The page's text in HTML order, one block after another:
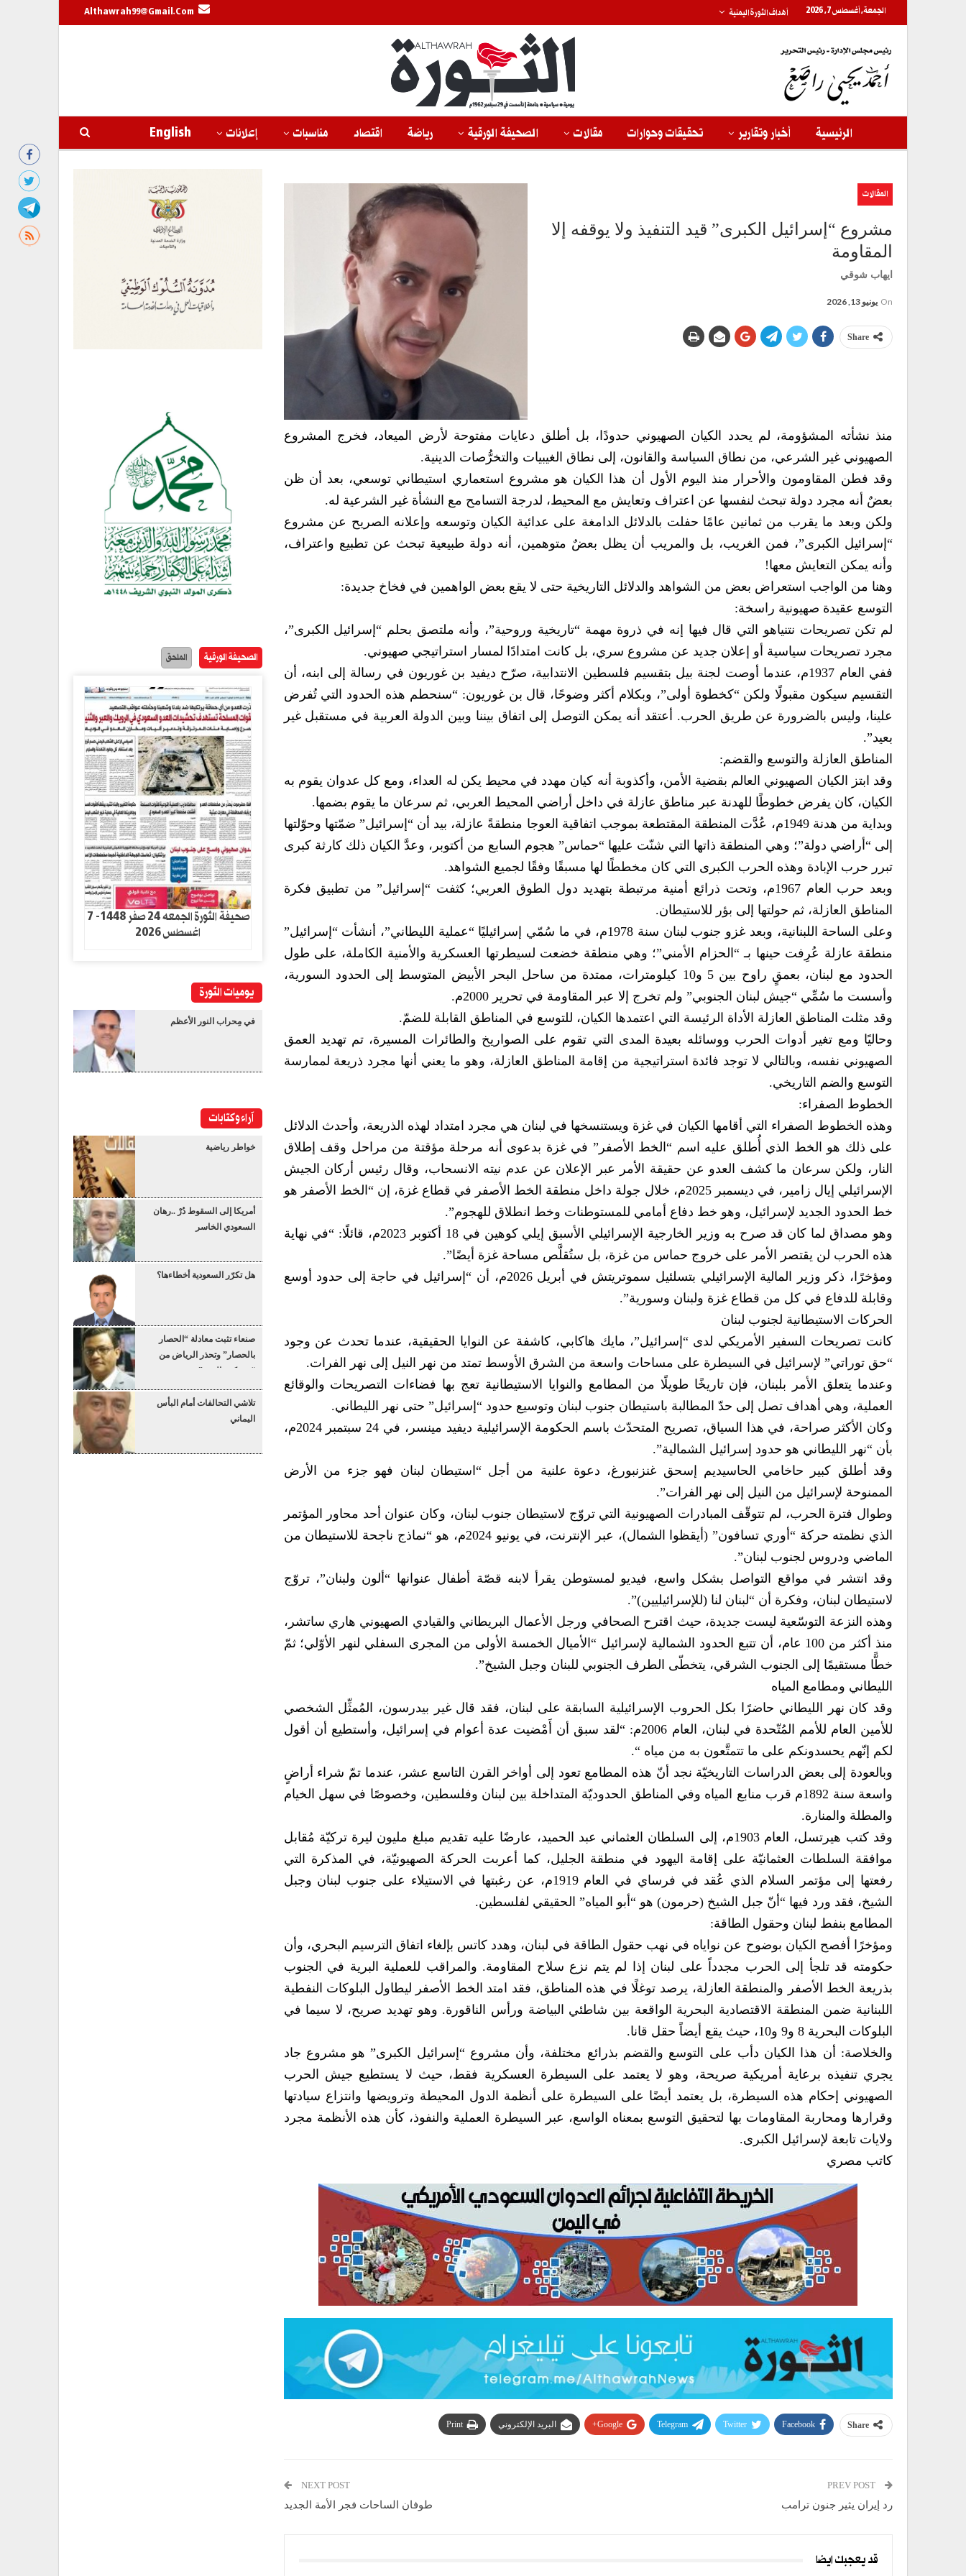
الجمعة, أغسطس 7, 2026 أهداف الثورة اليمنية Althawrah99@gmail.com
الرئيسية أخبار وتقارير تحقيقات وحوارات مقالات الصحيفة الورقية رياضة اقتصاد مناسبات إعلانات English
المقالات
مشروع “إسرائيل الكبرى” قيد التنفيذ ولا يوقفه إلا
المقاومة
ايهاب شوقي
On يونيو 13, 2026
Share
منذ نشأته المشؤومة، لم يحدد الكيان الصهيوني حدودًا، بل أطلق دعايات مفتوحة لأرض الميعاد، فخرج المشروع
الصهيوني غير الشرعي، من نطاق السياسة والقانون، إلى نطاق الغيبيات والتخرُّصات الدينية.
وقد فطن المقاومون والأحرار منذ اليوم الأول أن هذا الكيان هو مشروع استعماري استيطاني توسعي، بعد أن ظن
بعضٌ أنه مجرد دولة تبحث لنفسها عن اعتراف وتعايش مع المحيط، لدرجة التسامح مع النشأة غير الشرعية له.
ولكن وبعد ما يقرب من ثمانين عامًا حفلت بالدلائل الدامغة على عدائية الكيان وتوسعه وإعلانه الصريح عن مشروع
“إسرائيل الكبرى”، فمن الغريب، بل والمريب أن يظل بعضٌ متوهمين، أنه دولة طبيعية تبحث عن تطبيع واعتراف،
وأنه يمكن التعايش معها!
وهنا من الواجب استعراض بعض من الشواهد والدلائل التاريخية حتى لا يقع بعض الواهمين في فخاخ جديدة:
التوسع عقيدة صهيونية راسخة:
لم تكن تصريحات نتنياهو التي قال فيها إنه في ذروة مهمة “تاريخية وروحية”، وأنه ملتصق بحلم “إسرائيل الكبرى”،
مجرد تصريحات سياسية أو إعلان جديد عن مشروع سري، بل كانت امتدادًا لمسار استراتيجي صهيوني.
ففي العام 1937م، عندما أوصت لجنة بيل بتقسيم فلسطين الانتدابية، صرّح ديفيد بن غوريون في رسالة إلى ابنه، أن
التقسيم سيكون مقبولًا ولكن “كخطوة أولى”، وبكلام أكثر وضوحًا، قال بن غوريون: “سنحطم هذه الحدود التي تُفرض
علينا، وليس بالضرورة عن طريق الحرب. أعتقد أنه يمكن التوصل إلى اتفاق بيننا وبين الدولة العربية في مستقبل غير
بعيد”.
المناطق العازلة والتوسع والقضم:
وقد ابتز الكيان الصهيوني العالم بقضية الأمن، وأكذوبة أنه كيان مهدد في محيط يكن له العداء، ومع كل عدوان يقوم به
الكيان، كان يفرض خطوطًا للهدنة عبر مناطق عازلة في داخل أراضي المحيط العربي، ثم سرعان ما يقوم بضمها.
وبداية من هدنة 1949م، عُدَّت المنطقة المقتطعة بموجب اتفاقية العوجا منطقةً عازلة، بيد أن “إسرائيل” ضمّتها وحوّلتها
إلى “أراضي دولة”؛ وهي المنطقة ذاتها التي شنّت عليها “حماس” هجوم السابع من أكتوبر، وعدَّ الكيان ذلك كارثة كبرى
تبرر حرب الإبادة وهذه الحرب الكبرى التي كان مخططًا لها مسبقًا وفقًا لجميع الشواهد.
وبعد حرب العام 1967م، وتحت ذرائع أمنية مرتبطة بتهديد دول الطوق العربي؛ كثفت “إسرائيل” من تطبيق فكرة
المناطق العازلة، ثم حولتها إلى بؤر للاستيطان.
وعلى الساحة اللبنانية، وبعد غزو جنوب لبنان سنة 1978م، في ما سُمّي إسرائيليًا “عملية الليطاني”، أنشأت “إسرائيل”
منطقة عازلة عُرِفت حينها بـ “الحزام الأمني”؛ وهي منطقة خضعت لسيطرتها العسكرية والأمنية الكاملة، على طول
الحدود مع لبنان، بعمقٍ راوح بين 5 و10 كيلومترات، ممتدة من ساحل البحر الأبيض المتوسط إلى الحدود السورية،
وأسست ما سُمِّي “جيش لبنان الجنوبي” ولم تخرج إلا عبر المقاومة في تحرير 2000م.
وقد مثلت المناطق العازلة الأداة الرئيسة التي اعتمدها الكيان، للتوسع في المناطق القابلة للضمّ.
وحاليًا ومع تغير أدوات الحرب ووسائله بعيدة المدى التي تقوم على الصواريخ والطائرات المسيرة، تم تهديد العمق
الصهيوني نفسه، وبالتالي لا توجد فائدة استراتيجية من إقامة المناطق العازلة، وهو ما يعني أنها مجرد ذريعة لممارسة
التوسع والضم التاريخي.
الخطوط الصفراء:
وهذه الخطوط الصفراء التي أقامها الكيان في غزة ويستنسخها في لبنان هي مجرد امتداد لهذه الذريعة، وأحدث الدلائل
على ذلك هو الخط الذي أُطلق عليه اسم “الخط الأصفر” في غزة بدعوى أنه مرحلة مؤقتة من مراحل وقف إطلاق
النار، ولكن سرعان ما كشف العدو عن حقيقة الأمر عبر الإعلان عن عدم نيته الانسحاب، وقال رئيس أركان الجيش
الإسرائيلي إيال زامير، في ديسمبر 2025م، خلال جولة داخل منطقة الخط الأصفر في قطاع غزة، إن “الخط الأصفر هو
خط الحدود الجديد لإسرائيل، وهو خط دفاع أمامي للمستوطنات وخط انطلاق للهجوم”.
وهو مصداق لما كان قد صرح به وزير الخارجية الإسرائيلي الأسبق إيلي كوهين في 18 أكتوبر 2023م، قائلًا: “في نهاية
هذه الحرب لن يقتصر الأمر على خروج حماس من غزة، بل ستُقلَّص مساحة غزة أيضًا”.
ومؤخرًا، ذكر وزير المالية الإسرائيلي بتسلئيل سموتريتش في أبريل 2026م، أن “إسرائيل في حاجة إلى حدود أوسع
وقابلة للدفاع في كل من قطاع غزة ولبنان وسورية”.
الحركات الاستيطانية لجنوب لبنان
كانت تصريحات السفير الأمريكي لدى “إسرائيل”، مايك هاكابي، كاشفة عن النوايا الحقيقية، عندما تحدث عن وجود
“حق توراتي” لإسرائيل في السيطرة على مساحات واسعة من الشرق الأوسط تمتد من نهر النيل إلى نهر الفرات.
وعندما يتعلق الأمر بلبنان، فإن تاريخًا طويلًا من المطامع والنوايا الاستيطانية تعج بها فضاءات التصريحات والوقائع
العملية، وهي أهداف تصل إلى حدّ المطالبة باستيطان جنوب لبنان وتوسيع حدود “إسرائيل” حتى نهر الليطاني.
وكان الأكثر صراحة، في هذا السياق، تصريح المتحدّث باسم الحكومة الإسرائيلية ديفيد مينسر، في 24 سبتمبر 2024م،
بأن “نهر الليطاني هو حدود إسرائيل الشمالية”.
وقد أطلق كبير حاخامي الحاسيديم إسحق غنزنبورغ، دعوة علنية من أجل “استيطان لبنان فهو جزء من الأرض
الممنوحة لإسرائيل من النيل إلى نهر الفرات”.
وطوال فترة الحرب، لم تتوقّف المبادرات الصهيونية التي تروّج لاستيطان جنوب لبنان، وكان عنوان أحد محاور المؤتمر
الذي نظمته حركة “أوري تسافون” (أيقظوا الشمال)، عبر الإنترنت، في يونيو 2024م، هو “نماذج ناجحة للاستيطان من
الماضي ودروس لجنوب لبنان”.
وقد انتشر في مواقع التواصل بشكل واسع، فيديو لمستوطن يقرأ لابنه قصّة أطفال عنوانها “ألون ولبنان”، تروّج
لاستيطان لبنان، وفكرة أن “لبنان لنا (للإسرائيليين)”.
وهذه النزعة التوسّعية ليست جديدة، حيث اقترح الصحافي ورجل الأعمال البريطاني والقيادي الصهيوني هاري ساتشر،
منذ أكثر من 100 عام، أن تتبع الحدود الشمالية لإسرائيل “الأميال الخمسة الأولى من المجرى السفلي لنهر الأوّلي؛ ثمّ
خطًّا مستقيمًا إلى الجنوب الشرقي، يتخطّى الطرف الجنوبي للبنان وجبل الشيخ”.
الليطاني ومطامع المياه
وقد كان نهر الليطاني حاضرًا بكل الحروب الإسرائيلية السابقة على لبنان، فقد قال غير بيدرسون، المُمثِّل الشخصي
للأمين العام للأمم المُتّحدة في لبنان، العام 2006م: “لقد سبق أن أَمْضيت عدة أعوام في إسرائيل، وأستطيع أن أقول
لكم إنّهم يحسدونكم على ما تتمتَّعون به من مياه “.
وبالعودة إلى بعض الدراسات التاريخيّة نجد أنّ هذه المطامع تعود إلى أواخر القرن التاسع عشر، عندما تمّ شراء أراضٍ
واسعة سنة 1892م قرب منابع المياه وفي المناطق الحدوديّة المتداخلة بين لبنان وفلسطين، وخصوصًا في سهل الخيام
والمطلة والمنارة.
وقد كتب هيرتسل، العام 1903م، إلى السلطان العثماني عبد الحميد، عارضًا عليه تقديم مبلغ مليون ليرة تركيّة مُقابل
موافقة السلطات العثمانيّة على إقامة اليهود في منطقة الجليل، كما أعربت الحركة الصهيونيّة، في المذكرة التي
رفعتها إلى مؤتمر السلام الذي عُقد في فرساي في العام 1919م، عن رغبتها في الاستيلاء على جنوب لبنان وجبل
الشيخ، فقد ورد فيها “أنّ جبل الشيخ (حرمون) هو “أبو المياه” الحقيقي لفلسطين.
المطامع بنفط لبنان وحقول الطاقة:
ومؤخرًا أفصح الكيان بوضوح عن نواياه في نهب حقول الطاقة في لبنان، وهدد كاتس بإلغاء اتفاق الترسيم البحري، وأن
حكومته قد تلجأ إلى الحرب مجدداً على لبنان إذا لم يتم نزع سلاح المقاومة. والمراقب للعملية البرية في الجنوب
بذريعة الخط الأصفر والمنطقة العازلة، يرصد توغلًا في هذه المناطق، فقد امتد الخط الأصفر ليطاول البلوكات النفطية
اللبنانية ضمن المنطقة الاقتصادية البحرية الواقعة بين شاطئي البياضة ورأس الناقورة. وهو تهديد صريح، لا سيما في
البلوكات البحرية 8 و9 و10، حيث يقع أيضاً حقل قانا.
والخلاصة: أن هذا الكيان دأب على التوسع والقضم بذرائع مختلفة، وأن مشروع “إسرائيل الكبرى” هو مشروع جاد
يجري تنفيذه برعاية أمريكية صريحة، وهو لا يعتمد على السيطرة العسكرية فقط، حيث لا يستطيع جيش الحرب
الصهيوني إحكام هذه السيطرة، بل يعتمد أيضًا على السيطرة على أنظمة الدول المحيطة وترويضها وانتزاع سيادتها
وقرارها ومحاربة المقاومات بها لتحقيق التوسع بمعناه الواسع، عبر السيطرة العملية والنفوذ، كأن هذه الأنظمة مجرد
ولايات تابعة لإسرائيل الكبرى.
كاتب مصري
Share
Facebook
Twitter
Telegram
Google+ البريد الإلكتروني Print
رد إيران يثير جنون ترامب
NEXT POST
طوفان الساحات فجر الأمة الجديد
قد يعجبك ايضا
الصحيفة الورقية الملحق
صحيفة الثورة الجمعه 24 صفر 1448- 7
اغسطس 2026
يوميات الثورة
في مِحراب النور الأعظم
آراء وكتابات
خواطر رياضية
أمريكا إلى السقوط دُرْ ..رهان
السعودي الخاسر
هل تكرّر السعودية أخطاءها؟
صنعاء تثبت معادلة “الحصار
بالحصار” وتحذر الرياض من
“عسكرة البحر”
تلاشي التحالفات أمام البأس
اليماني